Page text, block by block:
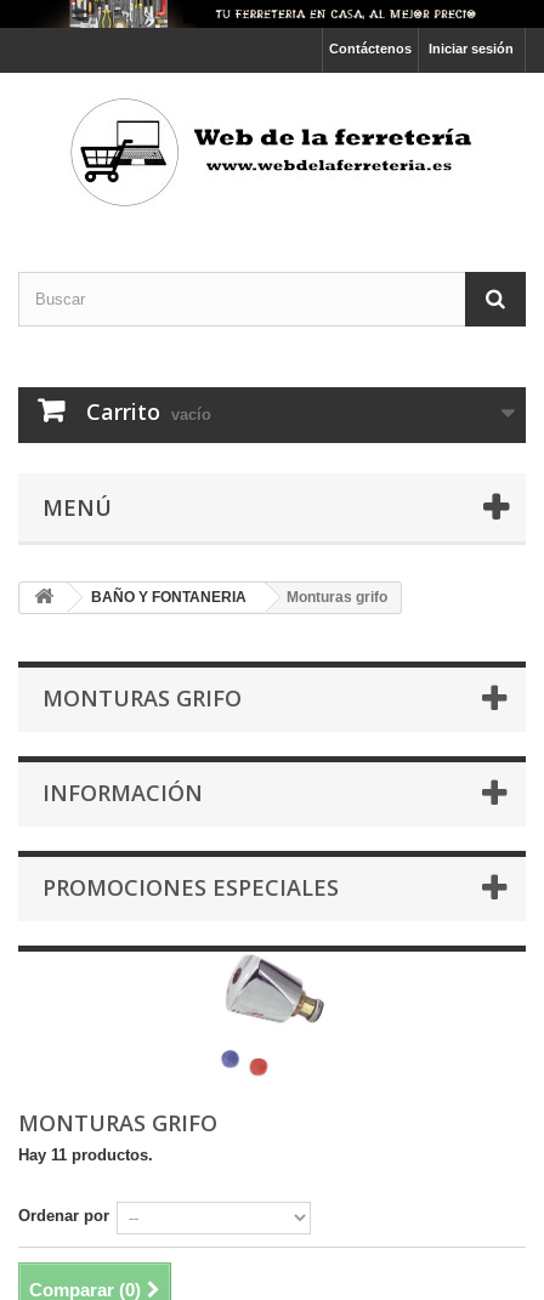
Iniciar sesión
Contáctenos
Carrito vacío
MENÚ
BAÑO Y FONTANERIA Monturas grifo
MONTURAS GRIFO
INFORMACIÓN
PROMOCIONES ESPECIALES
MONTURAS GRIFO
Hay 11 productos.
Ordenar por
Comparar (0)